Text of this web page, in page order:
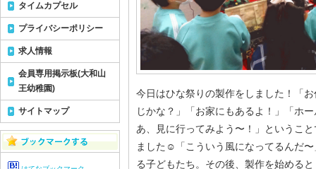
今日はひな祭りの製作をしました！「
じかな？」「お家にもあるよ！」「ホ
あ、見に行ってみよう〜！」というこ
ました☺︎「こういう風になってるんだ
る子どもたち。その後、製作を始める
タイムカプセル
プライバシーポリシー
求人情報
会員専用掲示板(大和山
王幼稚園)
サイトマップ